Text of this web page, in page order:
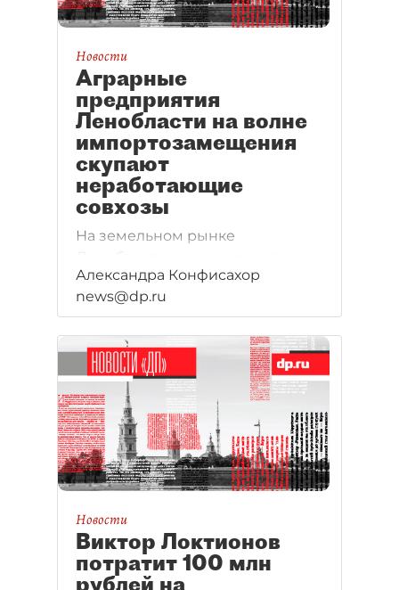
Новости
Аграрные
предприятия
Ленобласти на волне
импортозамещения
скупают
неработающие
совхозы
На земельном рынке
Если раньше тон задавали
лендлорды, то теперь бал
правят аграрии, которые
скупают неработающие совхозы
для создания кормовой базы.
Александра Конфисахор
news@dp.ru
Новости
Виктор Локтионов
потратит 100 млн
рублей на